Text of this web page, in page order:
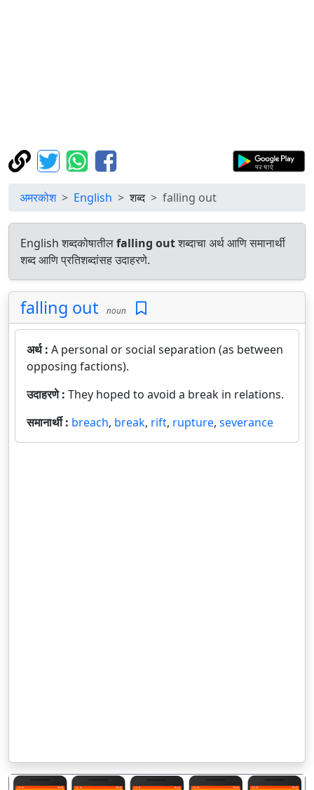
अमरकोश English शब्द falling out
English शब्दकोषातीलfalling outशब्दाचा अर्थ आणि समानार्थी
शब्द आणि प्रतिशब्दांसह उदाहरणे.
falling out noun
अर्थ : A personal or social separation (as between
opposing factions).
उदाहरणे : They hoped to avoid a break in relations.
समानार्थी : breach, break, rift, rupture, severance